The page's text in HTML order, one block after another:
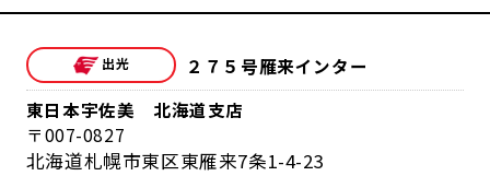
２７５号雁来インター
東日本宇佐美 北海道支店
007-0827
北海道札幌市東区東雁来7条1-4-23